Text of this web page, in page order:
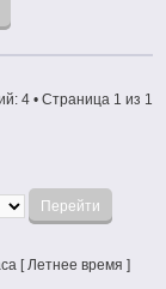
4 • Страница 1 из 1
[ Летнее время ]